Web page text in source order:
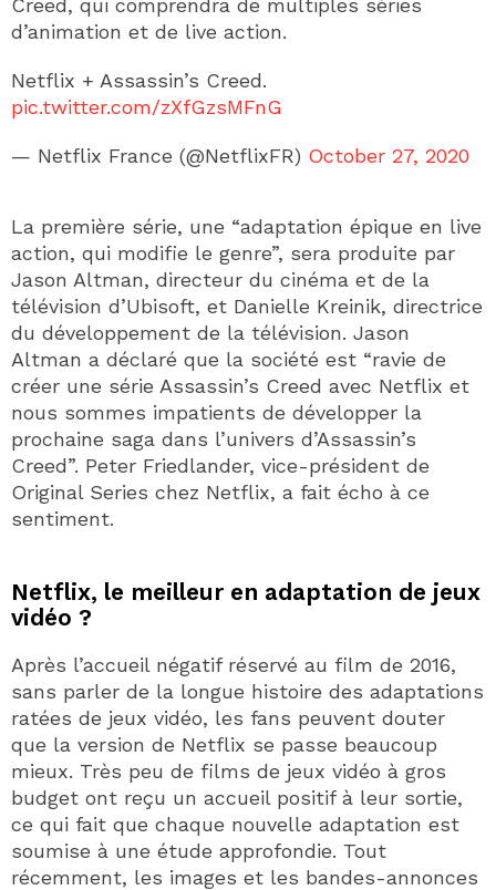
d’animation et de live action.
Netflix + Assassin’s Creed.
pic.twitter.com/zXfGzsMFnG
— Netflix France (@NetflixFR) October 27, 2020
La première série, une “adaptation épique en live
action, qui modifie le genre”, sera produite par
Jason Altman, directeur du cinéma et de la
télévision d’Ubisoft, et Danielle Kreinik, directrice
du développement de la télévision. Jason
Altman a déclaré que la société est “ravie de
créer une série Assassin’s Creed avec Netflix et
nous sommes impatients de développer la
prochaine saga dans l’univers d’Assassin’s
Creed”. Peter Friedlander, vice-président de
Original Series chez Netflix, a fait écho à ce
sentiment.
Netflix, le meilleur en adaptation de jeux
vidéo ?
Après l’accueil négatif réservé au film de 2016,
sans parler de la longue histoire des adaptations
ratées de jeux vidéo, les fans peuvent douter
que la version de Netflix se passe beaucoup
mieux. Très peu de films de jeux vidéo à gros
budget ont reçu un accueil positif à leur sortie,
ce qui fait que chaque nouvelle adaptation est
soumise à une étude approfondie. Tout
récemment, les images et les bandes-annonces